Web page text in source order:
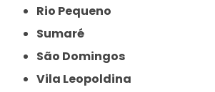
Rio Pequeno
Sumaré
São Domingos
Vila Leopoldina